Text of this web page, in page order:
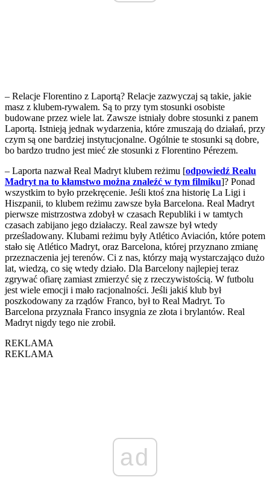
– Relacje Florentino z Laportą? Relacje zazwyczaj są takie, jakie
masz z klubem-rywalem. Są to przy tym stosunki osobiste
budowane przez wiele lat. Zawsze istniały dobre stosunki z panem
Laportą. Istnieją jednak wydarzenia, które zmuszają do działań, przy
czym są one bardziej instytucjonalne. Ogólnie te stosunki są dobre,
bo bardzo trudno jest mieć złe stosunki z Florentino Pérezem.
– Laporta nazwał Real Madryt klubem reżimu [odpowiedź Realu
Madryt na to kłamstwo można znaleźć w tym filmiku]? Ponad
wszystkim to było przekręcenie. Jeśli ktoś zna historię La Ligi i
Hiszpanii, to klubem reżimu zawsze była Barcelona. Real Madryt
pierwsze mistrzostwa zdobył w czasach Republiki i w tamtych
czasach zabijano jego działaczy. Real zawsze był wtedy
prześladowany. Klubami reżimu były Atlético Aviación, które potem
stało się Atlético Madryt, oraz Barcelona, której przyznano zmianę
przeznaczenia jej terenów. Ci z nas, którzy mają wystarczająco dużo
lat, wiedzą, co się wtedy działo. Dla Barcelony najlepiej teraz
zgrywać ofiarę zamiast zmierzyć się z rzeczywistością. W futbolu
jest wiele emocji i mało racjonalności. Jeśli jakiś klub był
poszkodowany za rządów Franco, był to Real Madryt. To
Barcelona przyznała Franco insygnia ze złota i brylantów. Real
Madryt nigdy tego nie zrobił.
REKLAMA
REKLAMA
ad